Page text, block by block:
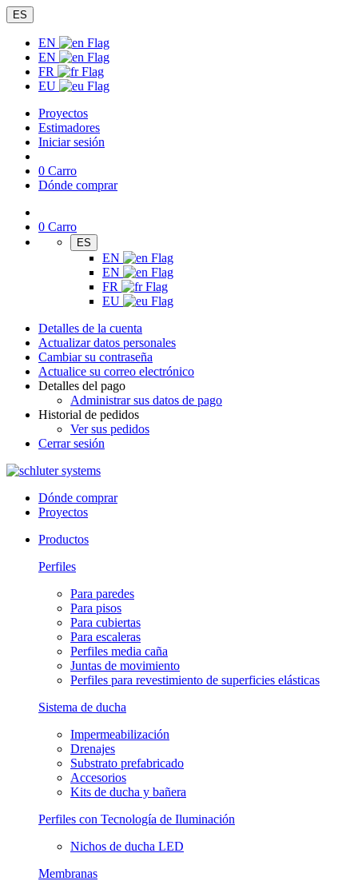
ES
EN
EN
FR
EU
Proyectos
Estimadores
Iniciar sesión
0 Carro
Dónde comprar
0 Carro
ES
EN
EN
FR
EU
Detalles de la cuenta
Actualizar datos personales
Cambiar su contraseña
Actualice su correo electrónico
Detalles del pago
Administrar sus datos de pago
Historial de pedidos
Ver sus pedidos
Cerrar sesión
Dónde comprar
Proyectos
Productos
Perfiles
Para paredes
Para pisos
Para cubiertas
Para escaleras
Perfiles media caña
Juntas de movimiento
Perfiles para revestimiento de superficies elásticas
Sistema de ducha
Impermeabilización
Drenajes
Substrato prefabricado
Accesorios
Kits de ducha y bañera
Perfiles con Tecnología de Iluminación
Nichos de ducha LED
Membranas